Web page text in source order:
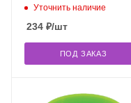
ВОЛШЕБНЫЙ МИР, S130-
Уточнить наличие
234 ₽/шт
ПОД ЗАКАЗ